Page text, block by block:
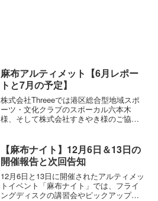
麻布アルティメット【6月レポー
トと7月の予定】
株式会社Threeeでは港区総合型地域スポ
ーツ・文化クラブのスポーカル六本木
様、そして株式会社すきやき様のご協力
しています。アルティメット教室港区立
麻布小学校にて毎週金...
【麻布ナイト】12月6日＆13日の
開催報告と次回告知
12月6日と13日に開催されたアルティメッ
トイベント「麻布ナイト」では、フライ
ングディスクの講習会やピックアップゲ